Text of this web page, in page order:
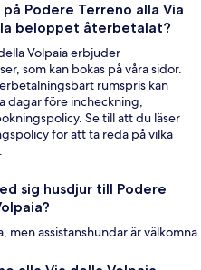
Podere Terreno alla Via
beloppet återbetalat?
Volpaia erbjuder
som kan bokas på våra sidor.
rumspris kan
dagar före incheckning,
Se till att du läser
för att ta reda på vilka
sig husdjur till Podere
men assistanshundar är välkomna.